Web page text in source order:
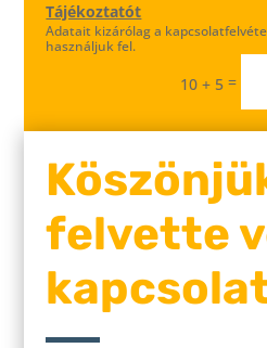
Tájékoztatót
Adatait kizárólag a
használjuk fel.
10 + 5=
felvette